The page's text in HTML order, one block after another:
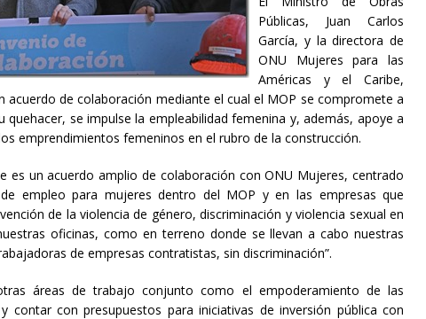
Públicas, Juan Carlos
García, y la directora de
ONU Mujeres para las
Américas y el Caribe,
acuerdo de colaboración mediante el cual el MOP se compromete a
se impulse la empleabilidad femenina y, además, apoye a
emprendimientos femeninos en el rubro de la construcción.
es un acuerdo amplio de colaboración con ONU Mujeres, centrado
empleo para mujeres dentro del MOP y en las empresas que
de la violencia de género, discriminación y violencia sexual en
oficinas, como en terreno donde se llevan a cabo nuestras
de empresas contratistas, sin discriminación”.
áreas de trabajo conjunto como el empoderamiento de las
contar con presupuestos para iniciativas de inversión pública con